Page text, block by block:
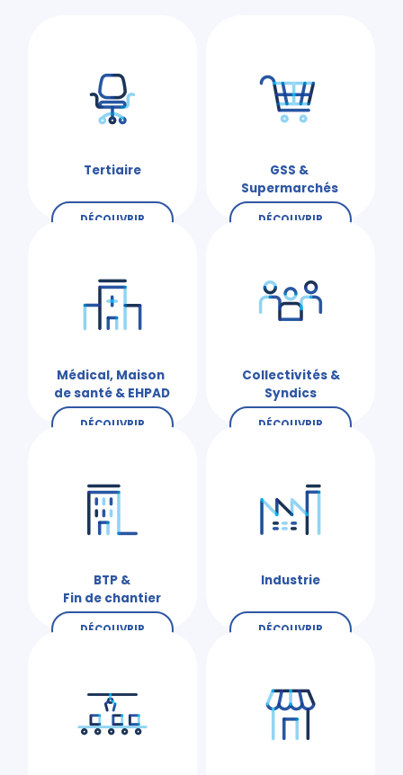
Tertiaire
DÉCOUVRIR
GSS &
Supermarchés
DÉCOUVRIR
Médical, Maison
de santé & EHPAD
DÉCOUVRIR
Collectivités &
Syndics
DÉCOUVRIR
BTP &
Fin de chantier
DÉCOUVRIR
Industrie
DÉCOUVRIR